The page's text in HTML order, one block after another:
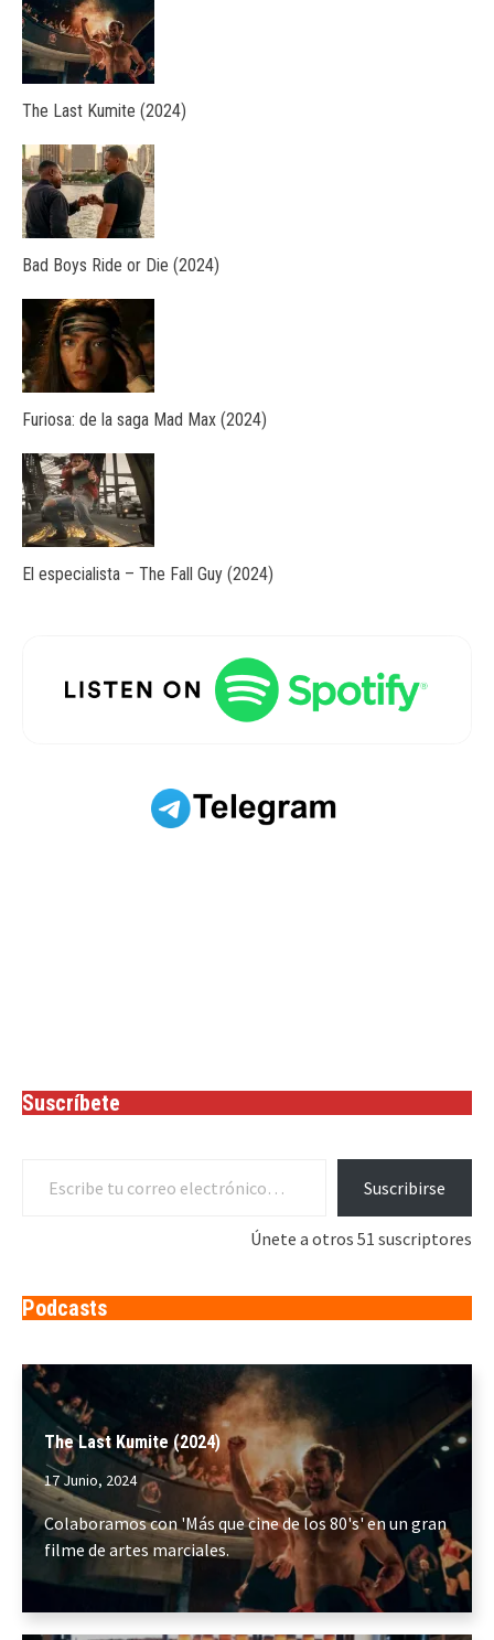
The Last Kumite (2024)
Bad Boys Ride or Die (2024)
Furiosa: de la saga Mad Max (2024)
El especialista – The Fall Guy (2024)
Suscríbete
Suscribirse
Únete a otros 51 suscriptores
Podcasts
The Last Kumite (2024)
17 Junio, 2024
Colaboramos con 'Más que cine de los 80's' en un gran
filme de artes marciales.